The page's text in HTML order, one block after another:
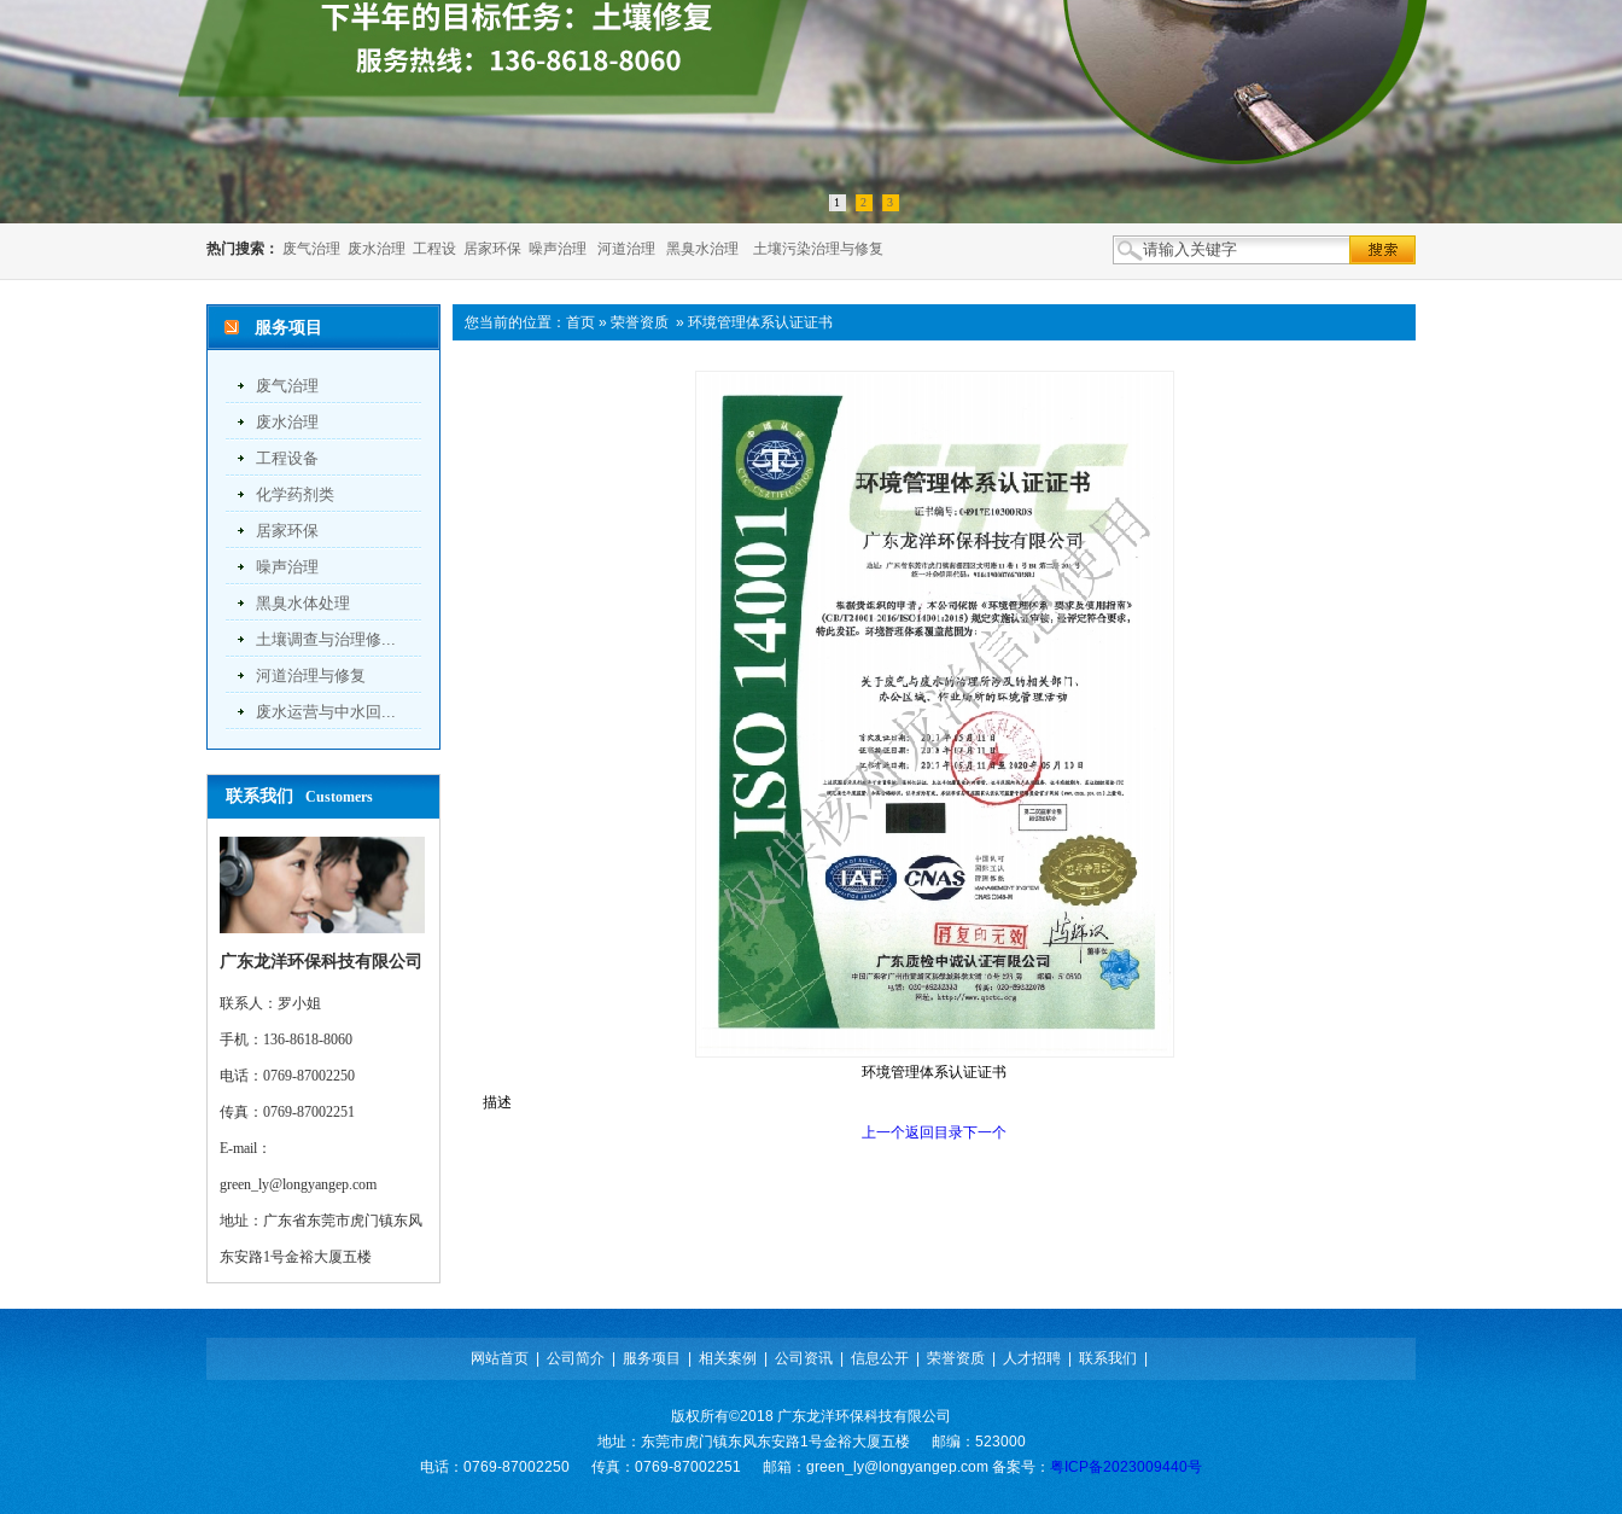
1 2 3
热门搜索： 废气治理 废水治理 工程设 居家环保 噪声治理 河道治理 黑臭水治理 土壤污染治理与修复
服务项目
废气治理
废水治理
工程设备
化学药剂类
居家环保
噪声治理
黑臭水体处理
土壤调查与治理修...
河道治理与修复
废水运营与中水回...
联系我们 Customers
广东龙洋环保科技有限公司
联系人：罗小姐
手机：136-8618-8060
电话：0769-87002250
传真：0769-87002251
E-mail：
green_ly@longyangep.com
地址：广东省东莞市虎门镇东风
东安路1号金裕大厦五楼
您当前的位置： 首页 » 荣誉资质 » 环境管理体系认证证书
环境管理体系认证证书
描述
上一个返回目录下一个
网站首页 公司简介 服务项目 相关案例 公司资讯 信息公开 荣誉资质 人才招聘 联系我们
版权所有©2018 广东龙洋环保科技有限公司
地址：东莞市虎门镇东风东安路1号金裕大厦五楼 邮编：523000
电话：0769-87002250 传真：0769-87002251 邮箱：green_ly@longyangep.com 备案号： 粤ICP备2023009440号